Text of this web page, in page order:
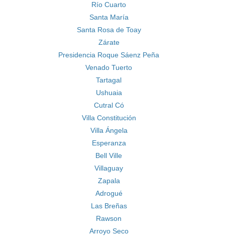
Río Cuarto
Santa María
Santa Rosa de Toay
Zárate
Presidencia Roque Sáenz Peña
Venado Tuerto
Tartagal
Ushuaia
Cutral Có
Villa Constitución
Villa Ángela
Esperanza
Bell Ville
Villaguay
Zapala
Adrogué
Las Breñas
Rawson
Arroyo Seco